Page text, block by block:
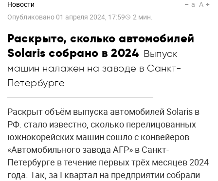
Новости
Опубликовано 01 апреля 2024, 17:59 2 мин.
a A
Раскрыто, сколько автомобилей
Solaris собрано в 2024 Выпуск
машин налажен на заводе в Санкт-
Петербурге
Раскрыт объём выпуска автомобилей Solaris в
РФ. стало известно, сколько перелицованных
южнокорейских машин сошло с конвейеров
«Автомобильного завода АГР» в Санкт-
Петербурге в течение первых трёх месяцев 2024
года. Так, за I квартал на предприятии собрали